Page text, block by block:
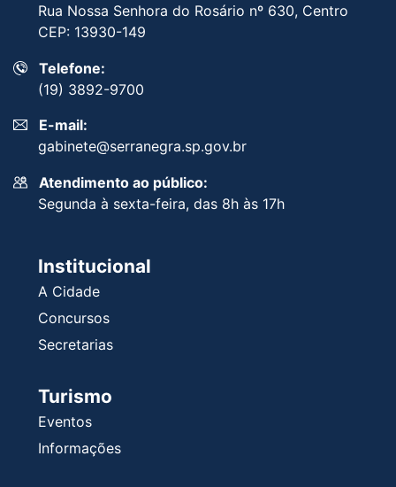
Rua Nossa Senhora do Rosário nº 630, Centro
CEP: 13930-149
Telefone:
(19) 3892-9700
E-mail:
gabinete@serranegra.sp.gov.br
Atendimento ao público:
Segunda à sexta-feira, das 8h às 17h
Institucional
A Cidade
Concursos
Secretarias
Turismo
Eventos
Informações